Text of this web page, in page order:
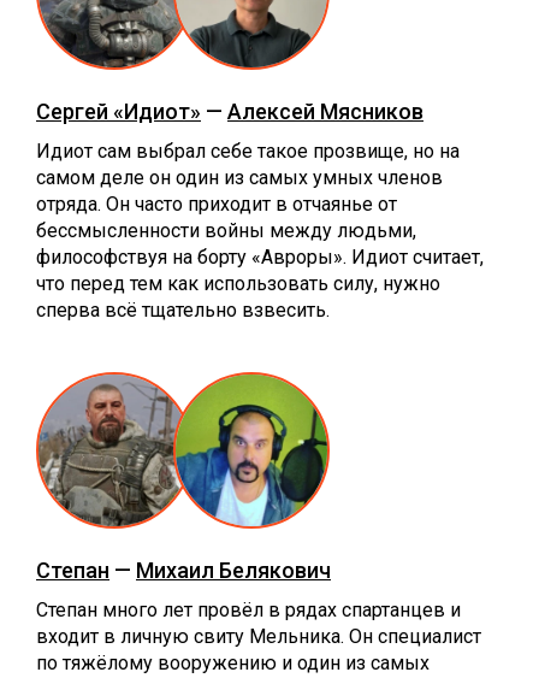
Сергей «Идиот» — Алексей Мясников
Идиот сам выбрал себе такое прозвище, но на
самом деле он один из самых умных членов
отряда. Он часто приходит в отчаянье от
бессмысленности войны между людьми,
философствуя на борту «Авроры». Идиот считает,
что перед тем как использовать силу, нужно
сперва всё тщательно взвесить.
Степан — Михаил Белякович
Степан много лет провёл в рядах спартанцев и
входит в личную свиту Мельника. Он специалист
по тяжёлому вооружению и один из самых